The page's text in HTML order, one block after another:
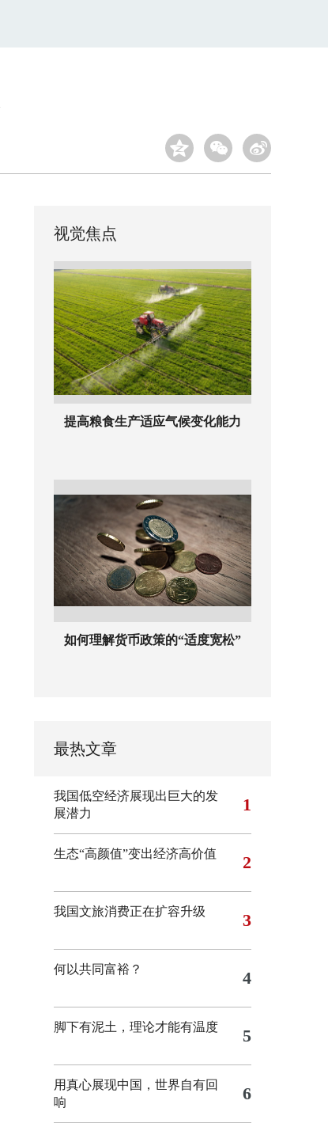
视觉焦点
提高粮食生产适应气候变化能力
如何理解货币政策的“适度宽松”
最热文章
我国低空经济展现出巨大的发
展潜力
1
生态“高颜值”变出经济高价值 2
我国文旅消费正在扩容升级 3
何以共同富裕？ 4
脚下有泥土，理论才能有温度 5
用真心展现中国，世界自有回
响
6